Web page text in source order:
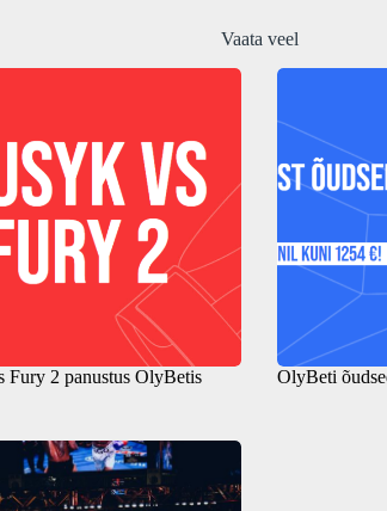
Vaata veel
Fury 2 panustus OlyBetis OlyBeti